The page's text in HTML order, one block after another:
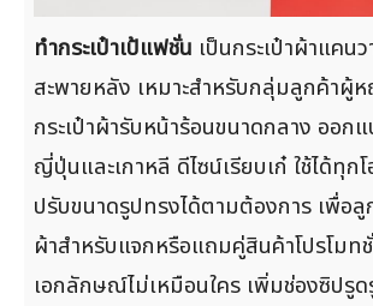
ทำกระเป๋าเป้แฟชั่น เป็นกระเป๋าผ้าแคน
สะพายหลัง เหมาะสำหรับกลุ่มลูกค้าผู้
กระเป๋าผ้ารับหน้าร้อนขนาดกลาง ออก
ญี่ปุ่นและเกาหลี ดีไซน์เรียบเก๋ ใช้ได้ทุก
ปรับขนาดรูปทรงได้ตามต้องการ เพื่อลู
ผ้าสำหรับแจกหรือแถมคู่สินค้าโปรโมท
เอกลักษณ์ไม่เหมือนใคร เพิ่มช่องซิปรู